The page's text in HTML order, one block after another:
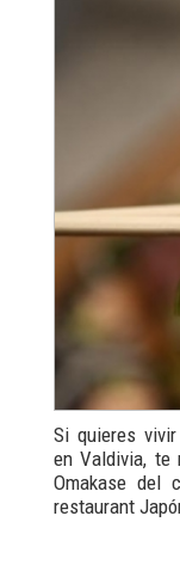
Si quieres vivir
en Valdivia, te
Omakase del
restaurant